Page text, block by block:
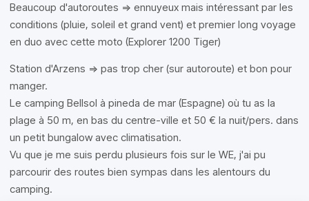
Beaucoup d'autoroutes => ennuyeux mais intéressant par les
conditions (pluie, soleil et grand vent) et premier long voyage
en duo avec cette moto (Explorer 1200 Tiger)
Station d'Arzens => pas trop cher (sur autoroute) et bon pour
manger.
Le camping Bellsol à pineda de mar (Espagne) où tu as la
plage à 50 m, en bas du centre-ville et 50 € la nuit/pers. dans
un petit bungalow avec climatisation.
Vu que je me suis perdu plusieurs fois sur le WE, j'ai pu
parcourir des routes bien sympas dans les alentours du
camping.